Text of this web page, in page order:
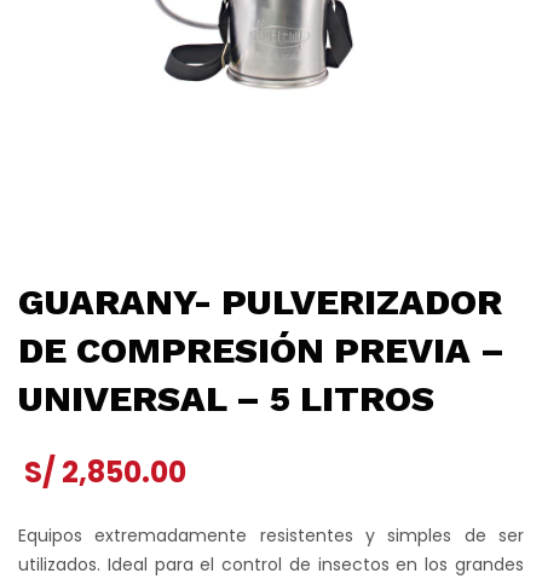
GUARANY- PULVERIZADOR
DE COMPRESIÓN PREVIA –
UNIVERSAL – 5 LITROS
S/ 2,850.00
Equipos extremadamente resistentes y simples de ser
utilizados. Ideal para el control de insectos en los grandes